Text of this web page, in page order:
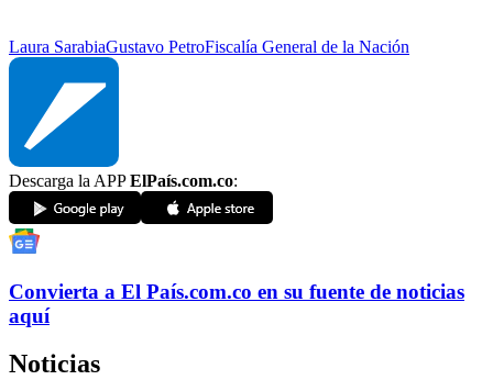
Laura SarabiaGustavo PetroFiscalía General de la Nación
Descarga la APPElPaís.com.co:
Convierta a El País.com.co en su fuente de noticias
aquí
Noticias